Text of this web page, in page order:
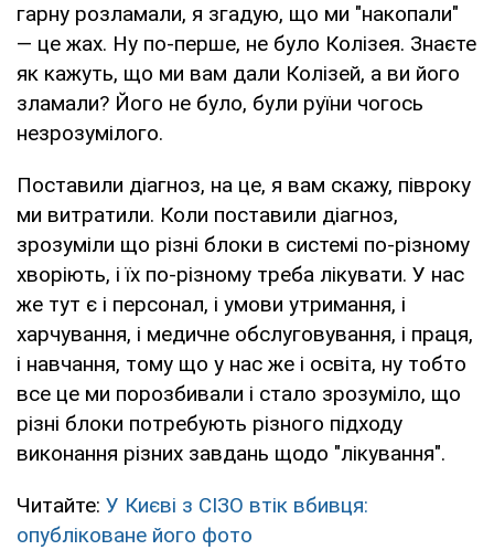
гарну розламали, я згадую, що ми "накопали"
— це жах. Ну по-перше, не було Колізея. Знаєте
як кажуть, що ми вам дали Колізей, а ви його
зламали? Його не було, були руїни чогось
незрозумілого.
Поставили діагноз, на це, я вам скажу, півроку
ми витратили. Коли поставили діагноз,
зрозуміли що різні блоки в системі по-різному
хворіють, і їх по-різному треба лікувати. У нас
же тут є і персонал, і умови утримання, і
харчування, і медичне обслуговування, і праця,
і навчання, тому що у нас же і освіта, ну тобто
все це ми порозбивали і стало зрозуміло, що
різні блоки потребують різного підходу
виконання різних завдань щодо "лікування".
Читайте: У Києві з СІЗО втік вбивця:
опубліковане його фото